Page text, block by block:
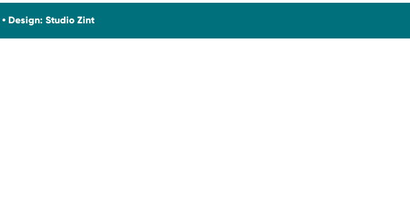
• Design: Studio Zint